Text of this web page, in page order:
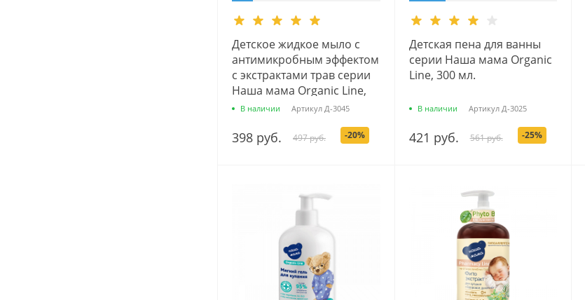
Детское жидкое мыло с
антимикробным эффектом
с экстрактами трав серии
Наша мама Organic Line,
300 мл.
В наличии Артикул Д-3045
398 руб. 497 руб. -20%
Детская пена для ванны
серии Наша мама Organic
Line, 300 мл.
В наличии Артикул Д-3025
421 руб. 561 руб. -25%